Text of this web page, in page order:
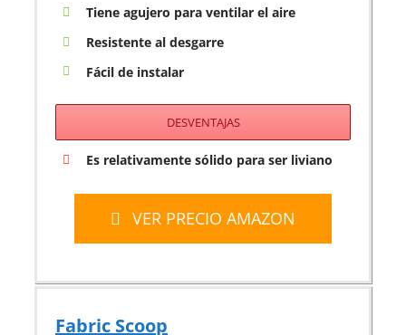
Tiene agujero para ventilar el aire
Resistente al desgarre
Fácil de instalar
DESVENTAJAS
Es relativamente sólido para ser liviano
VER PRECIO AMAZON
Fabric Scoop